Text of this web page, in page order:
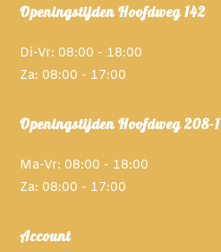
Openingstijden Hoofdweg 142
Di-Vr: 08:00 - 18:00
Za: 08:00 - 17:00
Openingstijden Hoofdweg 208-1
Ma-Vr: 08:00 - 18:00
Za: 08:00 - 17:00
Account